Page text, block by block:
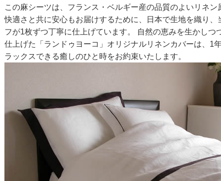
この麻シーツは、フランス・ベルギー産の品質のよいリネン
快適さと共に安心もお届けするために、日本で生地を織り、
フが1枚ずつ丁寧に仕上げています。 自然の恵みを生かしつ
仕上げた「ランドゥヨーコ」オリジナルリネンカバーは、1
ラックスできる癒しのひと時をお約束いたします。